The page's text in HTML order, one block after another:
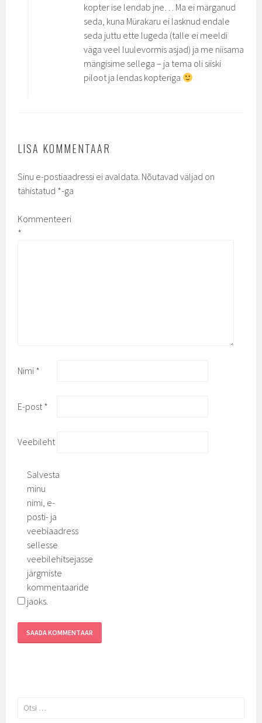
kopter ise lendab jne… Ma ei märganud
seda, kuna Mürakaru ei lasknud endale
seda juttu ette lugeda (talle ei meeldi
väga veel luulevormis asjad) ja me niisama
mängisime sellega – ja tema oli siiski
piloot ja lendas kopteriga
LISA KOMMENTAAR
Sinu e-postiaadressi ei avaldata. Nõutavad väljad on
tähistatud *-ga
Kommenteeri
*
Nimi *
E-post *
Veebileht
Salvesta
minu
nimi, e-
posti- ja
veebiaadress
sellesse
veebilehitsejasse
järgmiste
kommentaaride
jaoks.
Otsi: